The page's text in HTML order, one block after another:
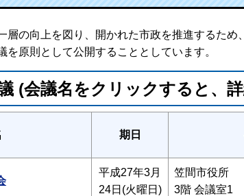
層の向上を図り、開かれた市政を推進するた
原則として公開することとしています。
(会議名をクリックすると、
期日
平成27年3月
24日(火曜日)
笠間市役所
3階 会議室1